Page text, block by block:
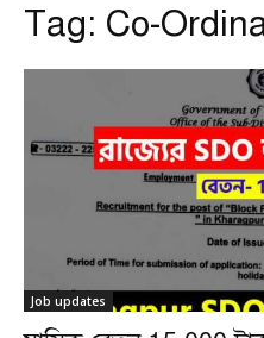
Tag: Co-
Job updates